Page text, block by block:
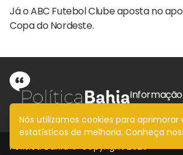
Já oABC Futebol Clubeaposta no
Copa do Nordeste.
Política Bahia © Copyright 2025
Nós utilizamos cookies para
estatísticos de melhoria. Conheça